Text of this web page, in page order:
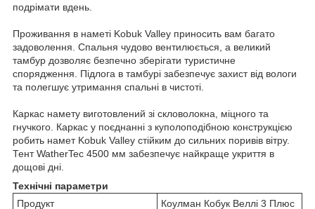
подрімати вдень.
Проживання в наметі Kobuk Valley приносить вам багато
задоволення. Спальня чудово вентилюється, а великий
тамбур дозволяє безпечно зберігати туристичне
спорядження. Підлога в тамбурі забезпечує захист від вологи
та полегшує утримання спальні в чистоті.
Каркас намету виготовлений зі скловолокна, міцного та
гнучкого. Каркас у поєднанні з куполоподібною конструкцією
робить намет Kobuk Valley стійким до сильних поривів вітру.
Тент WatherTec 4500 мм забезпечує найкраще укриття в
дощові дні.
Технічні параметри
Продукт
Коулман Кобук Веллі 3 Плюс